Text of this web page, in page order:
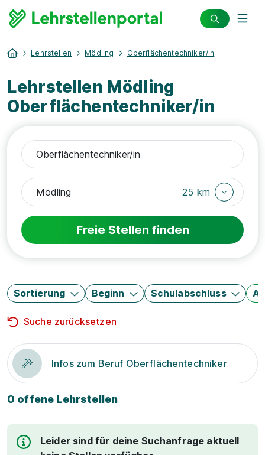
Lehrstellen Mödling Oberflächentechniker/in
Lehrstellen Mödling
Oberflächentechniker/in
25 km
Freie Stellen finden
Sortierung Beginn Schulabschluss
Suche zurücksetzen
Infos zum Beruf Oberflächentechniker
0 offene Lehrstellen
Leider sind für deine Suchanfrage aktuell